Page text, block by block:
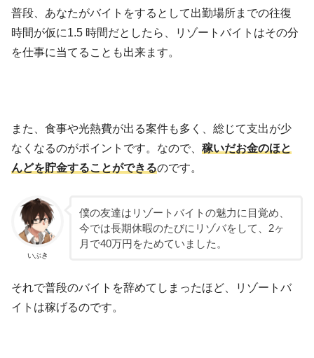
普段、あなたがバイトをするとして出勤場所までの往復
時間が仮に1.5 時間だとしたら、リゾートバイトはその分
を仕事に当てることも出来ます。
また、食事や光熱費が出る案件も多く、総じて支出が少
なくなるのがポイントです。なので、稼いだお金のほと
んどを貯金することができるのです。
いぶき
僕の友達はリゾートバイトの魅力に目覚め、
今では長期休暇のたびにリゾバをして、2ヶ
月で40万円をためていました。
それで普段のバイトを辞めてしまったほど、リゾートバ
イトは稼げるのです。